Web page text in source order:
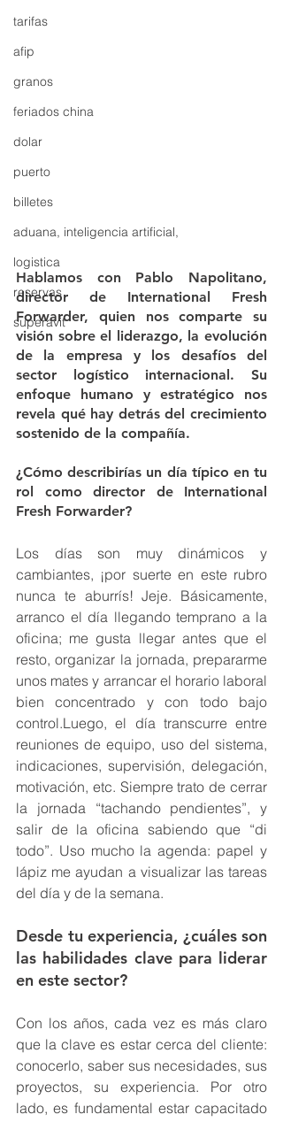
tarifas
afip
granos
feriados china
dolar
puerto
billetes
aduana, inteligencia artificial,
logistica
reservas
superavit
Hablamos con Pablo Napolitano,
director de International Fresh
Forwarder, quien nos comparte su
visión sobre el liderazgo, la evolución
de la empresa y los desafíos del
sector logístico internacional. Su
enfoque humano y estratégico nos
revela qué hay detrás del crecimiento
sostenido de la compañía.
¿Cómo describirías un día típico en tu
rol como director de International
Fresh Forwarder?
Los días son muy dinámicos y
cambiantes, ¡por suerte en este rubro
nunca te aburrís! Jeje. Básicamente,
arranco el día llegando temprano a la
oficina; me gusta llegar antes que el
resto, organizar la jornada, prepararme
unos mates y arrancar el horario laboral
bien concentrado y con todo bajo
control.Luego, el día transcurre entre
reuniones de equipo, uso del sistema,
indicaciones, supervisión, delegación,
motivación, etc. Siempre trato de cerrar
la jornada “tachando pendientes”, y
salir de la oficina sabiendo que “di
todo”. Uso mucho la agenda: papel y
lápiz me ayudan a visualizar las tareas
del día y de la semana.
Desde tu experiencia, ¿cuáles son
las habilidades clave para liderar
en este sector?
Con los años, cada vez es más claro
que la clave es estar cerca del cliente:
conocerlo, saber sus necesidades, sus
proyectos, su experiencia. Por otro
lado, es fundamental estar capacitado